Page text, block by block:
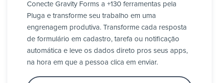
Conecte Gravity Forms a +130 ferramentas pela
Pluga e transforme seu trabalho em uma
engrenagem produtiva. Transforme cada resposta
de formulário em cadastro, tarefa ou notificação
automática e leve os dados direto pros seus apps,
na hora em que a pessoa clica em enviar.